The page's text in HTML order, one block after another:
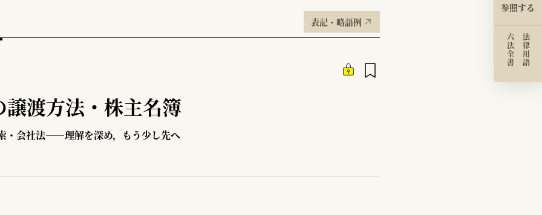
表記・略語例
渡方法・株主名簿
・会社法――理解を深め，もう少し先へ
参照する
法律用語
六法全書